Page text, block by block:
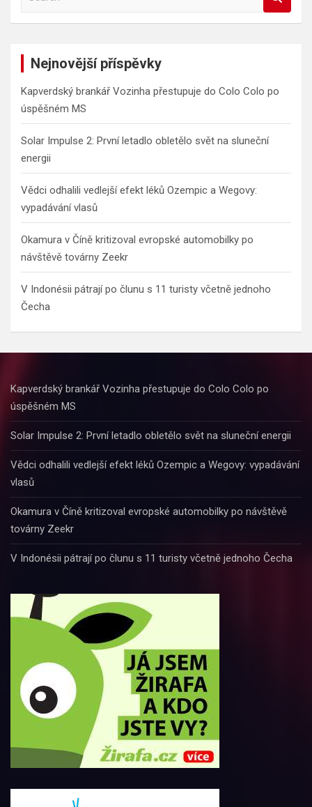
a
Nejnovější příspěvky
Kapverdský brankář Vozinha přestupuje do Colo Colo po
úspěšném MS
Solar Impulse 2: První letadlo obletělo svět na sluneční
energii
Vědci odhalili vedlejší efekt léků Ozempic a Wegovy:
vypadávání vlasů
Okamura v Číně kritizoval evropské automobilky po
návštěvě továrny Zeekr
V Indonésii pátrají po člunu s 11 turisty včetně jednoho
Čecha
Kapverdský brankář Vozinha přestupuje do Colo Colo po
úspěšném MS
Solar Impulse 2: První letadlo obletělo svět na sluneční energii
Vědci odhalili vedlejší efekt léků Ozempic a Wegovy: vypadávání
vlasů
Okamura v Číně kritizoval evropské automobilky po návštěvě
továrny Zeekr
V Indonésii pátrají po člunu s 11 turisty včetně jednoho Čecha